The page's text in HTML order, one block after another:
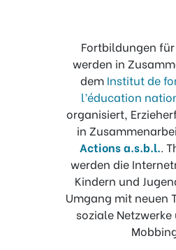
Fortbildungen
werden in
dem Institut de
l’éducation
organisiert,
in
Actions a.s.b.l..
werden die
Kindern und
Umgang mit neuen
soziale